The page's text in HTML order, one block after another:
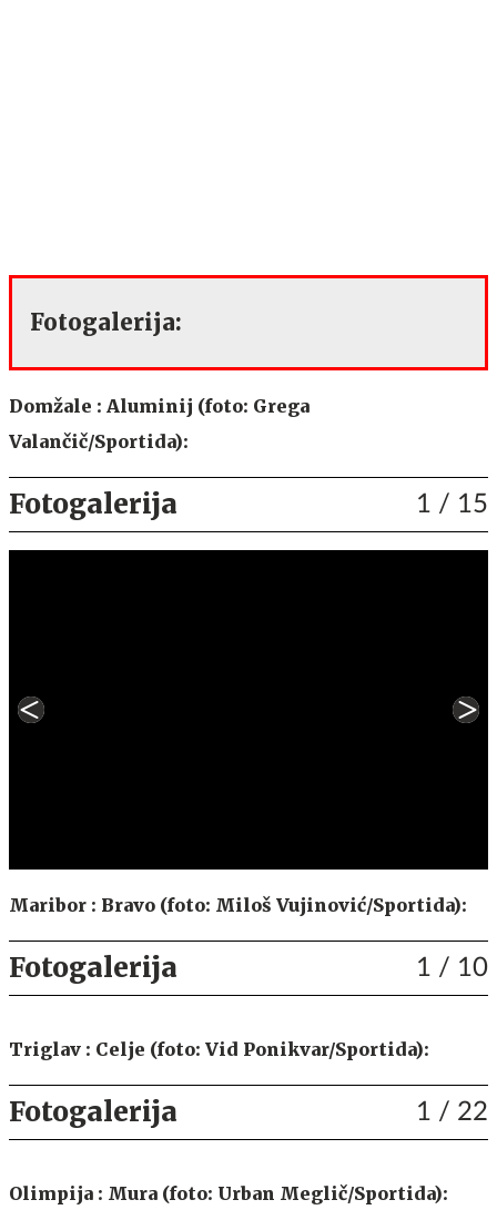
Fotogalerija:
Domžale : Aluminij (foto: Grega
Valančič/Sportida):
Fotogalerija 1 / 15
Maribor : Bravo (foto: Miloš Vujinović/Sportida):
Fotogalerija 1 / 10
Triglav : Celje (foto: Vid Ponikvar/Sportida):
Fotogalerija 1 / 22
Olimpija : Mura (foto: Urban Meglič/Sportida):